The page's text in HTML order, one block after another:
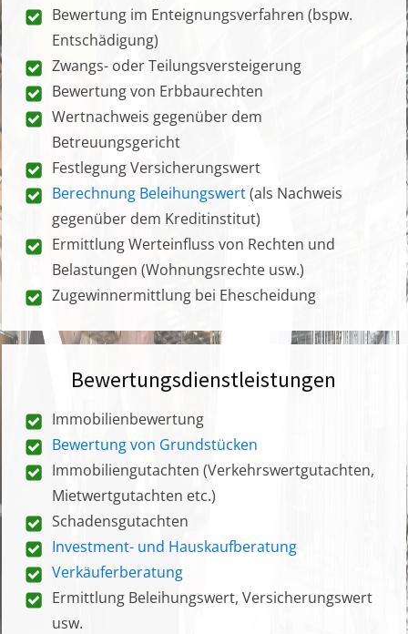
Bewertung im Enteignungsverfahren (bspw.
Entschädigung)
Zwangs- oder Teilungsversteigerung
Bewertung von Erbbaurechten
Wertnachweis gegenüber dem
Betreuungsgericht
Festlegung Versicherungswert
Berechnung Beleihungswert(als Nachweis
gegenüber dem Kreditinstitut)
Ermittlung Werteinfluss von Rechten und
Belastungen (Wohnungsrechte usw.)
Zugewinnermittlung bei Ehescheidung
Bewertungsdienstleistungen
Immobilienbewertung
Bewertung von Grundstücken
Immobiliengutachten (Verkehrswertgutachten,
Mietwertgutachten etc.)
Schadensgutachten
Investment- und Hauskaufberatung
Verkäuferberatung
Ermittlung Beleihungswert, Versicherungswert
usw.